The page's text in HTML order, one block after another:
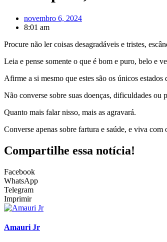
novembro 6, 2024
8:01 am
Procure não ler coisas desagradáveis e tristes,
Leia e pense somente o que é bom e puro, belo e
Afirme a si mesmo que estes são os únicos
Não converse sobre suas doenças, dificuldades ou
Quanto mais falar nisso, mais as agravará.
Converse apenas sobre fartura e saúde, e viva com
Compartilhe essa notícia!
Facebook
WhatsApp
Telegram
Imprimir
Amauri Jr